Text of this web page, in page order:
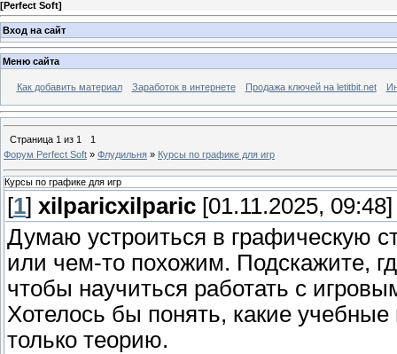
[Perfect Soft]
Вход на сайт
Меню сайта
Как добавить материал Заработок в интернете Продажа ключей на letitbit.net
Страница 1 из 1
1
Форум Perfect Soft » Флудильня » Курсы по графике для игр
Курсы по графике для игр
[1] xilparicxilparic [01.11.2025, 09:48]
Думаю устроиться в графическую
или чем-то похожим. Подскажите,
чтобы научиться работать с
Хотелось бы понять, какие
только теорию.